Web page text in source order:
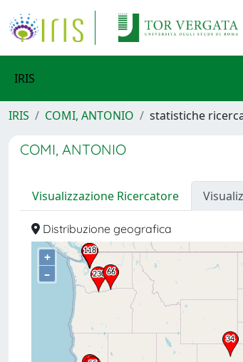
IRIS
IRIS COMI, ANTONIO statistiche
COMI, ANTONIO
Visualizzazione Ricercatore
Distribuzione geografica
+
–